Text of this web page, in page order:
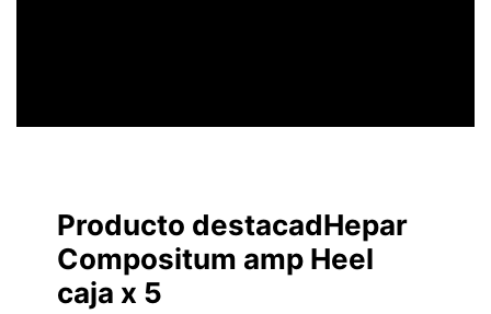
Producto destacadHepar
Compositum amp Heel
caja x 5